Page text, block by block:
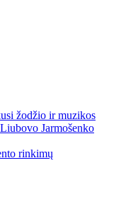
žodžio ir muzikos
Jarmošenko
rinkimų